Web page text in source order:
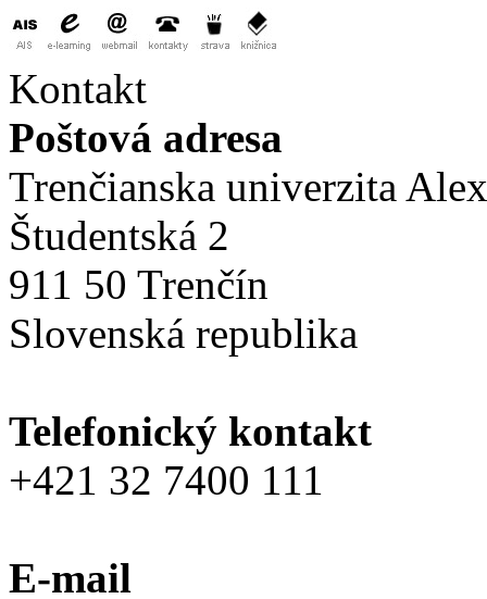
Kontakt
Poštová adresa
Trenčianska univerzita
Študentská 2
911 50 Trenčín
Slovenská republika
Telefonický kontakt
+421 32 7400 111
E-mail